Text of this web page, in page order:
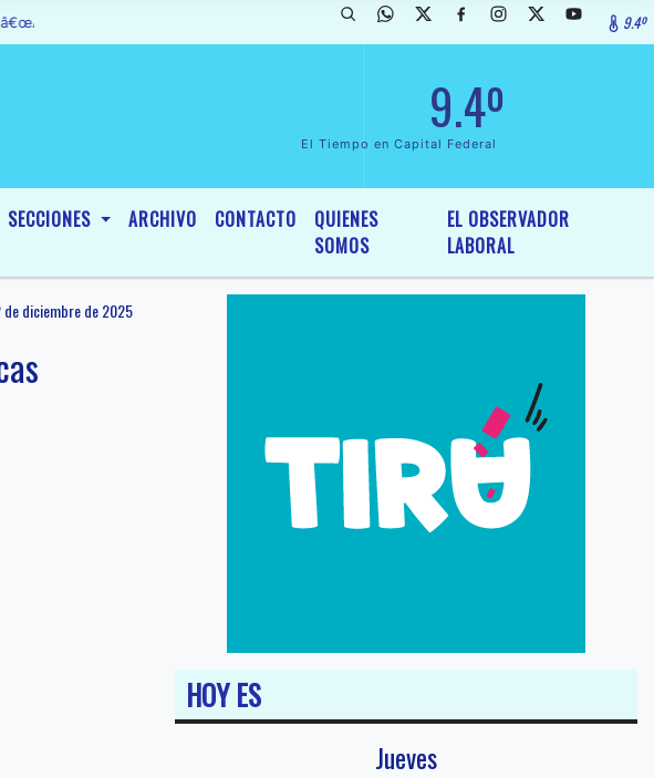
fue declarada de InterÃ©s General y Legislativo, por Ordenanza NÂº 6236/19 del9.4º
9.4º
El Tiempo en Capital Federal
SECCIONES ARCHIVO CONTACTO
QUIENES
SOMOS
EL OBSERVADOR
LABORAL
de diciembre de 2025
HOY ES
Jueves